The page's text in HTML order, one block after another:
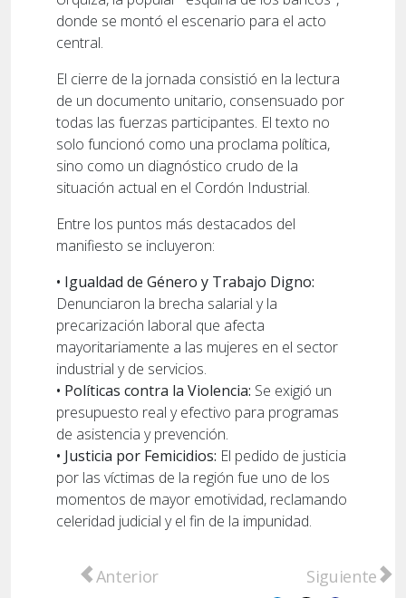
donde se montó el escenario para el acto
central.
El cierre de la jornada consistió en la lectura
de un documento unitario, consensuado por
todas las fuerzas participantes. El texto no
solo funcionó como una proclama política,
sino como un diagnóstico crudo de la
situación actual en el Cordón Industrial.
Entre los puntos más destacados del
manifiesto se incluyeron:
• Igualdad de Género y Trabajo Digno:
Denunciaron la brecha salarial y la
precarización laboral que afecta
mayoritariamente a las mujeres en el sector
industrial y de servicios.
• Políticas contra la Violencia: Se exigió un
presupuesto real y efectivo para programas
de asistencia y prevención.
• Justicia por Femicidios: El pedido de justicia
por las víctimas de la región fue uno de los
momentos de mayor emotividad, reclamando
celeridad judicial y el fin de la impunidad.
Artículo anterior: Un Peugeot 504 sufrió
Anterior Artículo
Siguiente